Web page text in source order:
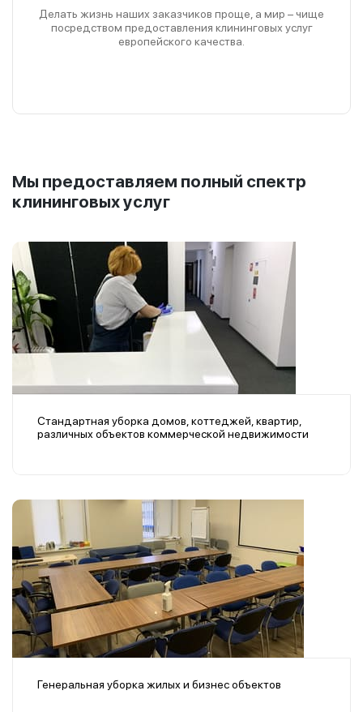
Делать жизнь наших заказчиков проще, а мир – чище
посредством предоставления клининговых услуг
европейского качества.
Мы предоставляем полный спектр
клининговых услуг
Стандартная уборка домов, коттеджей, квартир,
различных объектов коммерческой недвижимости
Генеральная уборка жилых и бизнес объектов